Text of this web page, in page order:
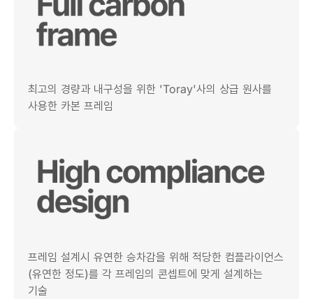
최고의 경량과 내구성을 위한 'Toray'사의 상급 원사를
사용한 카본 프레임
프레임 설계시 유연한 승차감을 위해 적당한 컴플라이언스
(유연한 정도)를 각 프레임의 콘셉트에 맞게 설계하는
기술